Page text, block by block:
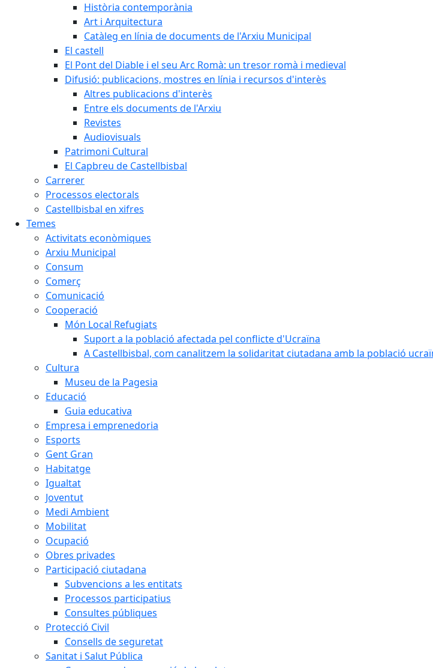
Història contemporània
Art i Arquitectura
Catàleg en línia de documents de l'Arxiu Municipal
El castell
El Pont del Diable i el seu Arc Romà: un tresor romà i medieval
Difusió: publicacions, mostres en línia i recursos d'interès
Altres publicacions d'interès
Entre els documents de l'Arxiu
Revistes
Audiovisuals
Patrimoni Cultural
El Capbreu de Castellbisbal
Carrerer
Processos electorals
Castellbisbal en xifres
Temes
Activitats econòmiques
Arxiu Municipal
Consum
Comerç
Comunicació
Cooperació
Món Local Refugiats
Suport a la població afectada pel conflicte d'Ucraïna
A Castellbisbal, com canalitzem la solidaritat ciutadana amb la població
Cultura
Museu de la Pagesia
Educació
Guia educativa
Empresa i emprenedoria
Esports
Gent Gran
Habitatge
Igualtat
Joventut
Medi Ambient
Mobilitat
Ocupació
Obres privades
Participació ciutadana
Subvencions a les entitats
Processos participatius
Consultes públiques
Protecció Civil
Consells de seguretat
Sanitat i Salut Pública